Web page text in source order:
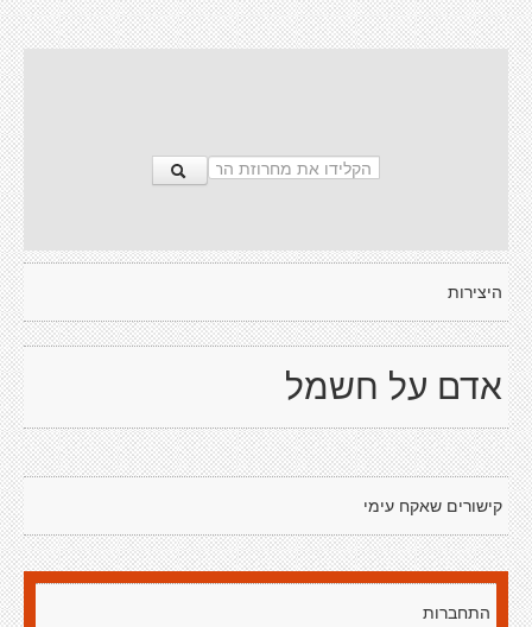
היצירות
אדם על חשמל
קישורים שאקח עימי
התחברות